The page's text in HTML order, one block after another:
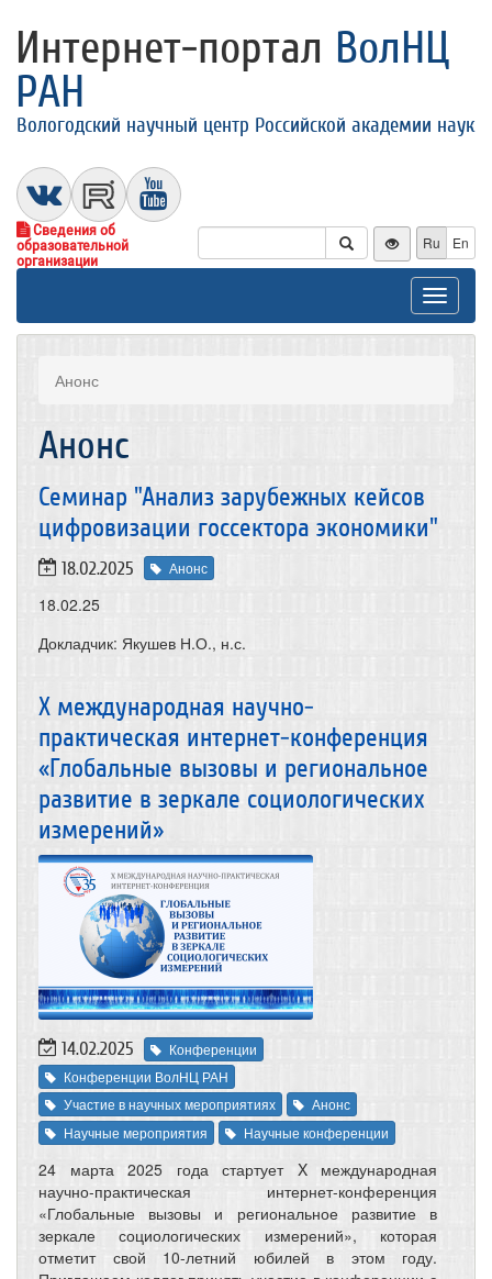
Интернет-портал ВолНЦ
РАН
Вологодский научный центр Российской академии наук
Сведения об
образовательной
организации
Ru En
Toggle
Анонс
Анонс
Семинар "Анализ зарубежных кейсов
цифровизации госсектора экономики"
18.02.2025 Анонс
18.02.25
Докладчик: Якушев Н.О., н.с.
X международная научно-
практическая интернет-конференция
«Глобальные вызовы и региональное
развитие в зеркале социологических
измерений»
14.02.2025
Конференции
Конференции ВолНЦ РАН
Участие в научных мероприятиях
Анонс
Научные мероприятия
Научные конференции
24 марта 2025 года стартует X международная
научно-практическая интернет-конференция
«Глобальные вызовы и региональное развитие в
зеркале социологических измерений», которая
отметит свой 10-летний юбилей в этом году.